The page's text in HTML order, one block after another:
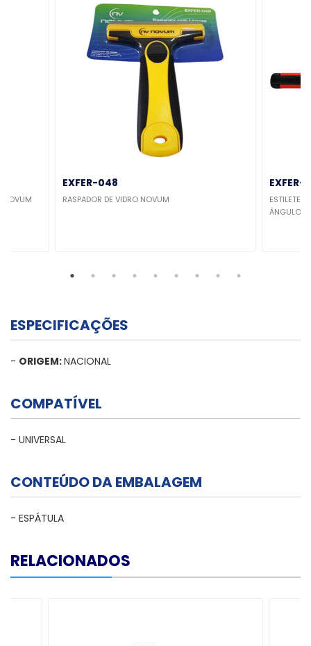
NOVUM
EXFER-048
RASPADOR DE VIDRO NOVUM
EXFER-
ESTILETE
ÂNGULO
ESPECIFICAÇÕES
- ORIGEM:NACIONAL
COMPATÍVEL
- UNIVERSAL
CONTEÚDO DA EMBALAGEM
- ESPÁTULA
RELACIONADOS